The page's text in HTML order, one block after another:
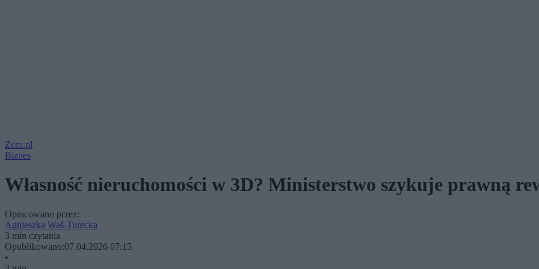
Zero.pl
Biznes
Własność nieruchomości w 3D? Ministerstwo szykuje prawną
Opracowano przez:
Agnieszka Waś-Turecka
3 min czytania
Opublikowano:07.04.2026 07:15
•